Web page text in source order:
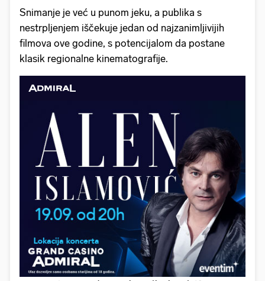
Snimanje je već u punom jeku, a publika s
nestrpljenjem iščekuje jedan od najzanimljivijih
filmova ove godine, s potencijalom da postane
klasik regionalne kinematografije.